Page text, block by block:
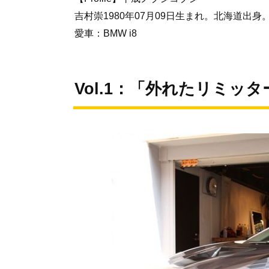
吉村崇1980年07月09日生まれ。北海道出身
愛車：BMW i8
Vol.1：「外れたリミッタ